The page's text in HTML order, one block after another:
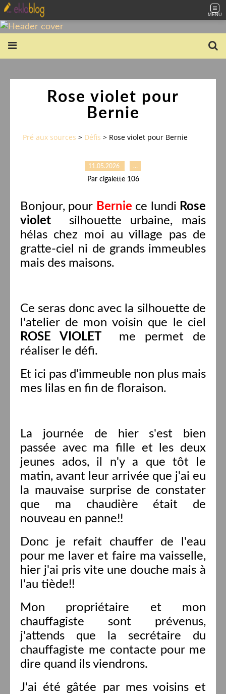
MENU
Rose violet pour
Bernie
Pré aux sources > Défis > Rose violet pour Bernie
11.05.2026 …
Par cigalette 106
Bonjour, pour Bernie ce lundi Rose
violet
silhouette urbaine, mais
hélas chez moi au village pas de
gratte-ciel ni de grands immeubles
mais des maisons.
Ce seras donc avec la silhouette de
l'atelier de mon voisin que le ciel
ROSE VIOLET
me permet de
réaliser le défi.
Et ici pas d'immeuble non plus mais
mes lilas en fin de floraison.
La journée de hier s'est bien
passée avec ma fille et les deux
jeunes ados, il n'y a que tôt le
matin, avant leur arrivée que j'ai eu
la mauvaise surprise de constater
que ma chaudière était de
nouveau en panne!!
Donc je refait chauffer de l'eau
pour me laver et faire ma vaisselle,
hier j'ai pris vite une douche mais à
l'au tiède!!
Mon propriétaire et mon
chauffagiste sont prévenus,
j'attends que la secrétaire du
chauffagiste me contacte pour me
dire quand ils viendrons.
J'ai été gâtée par mes voisins et